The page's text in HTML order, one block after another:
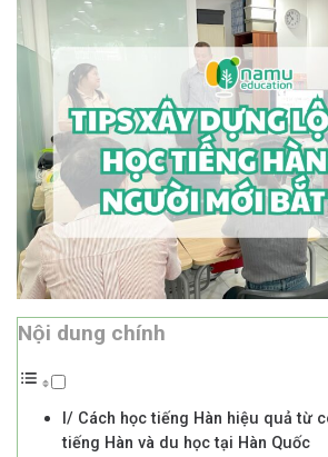
Nội dung chính
I/ Cách học tiếng Hàn hiệu quả từ
tiếng Hàn và du học tại Hàn Quốc